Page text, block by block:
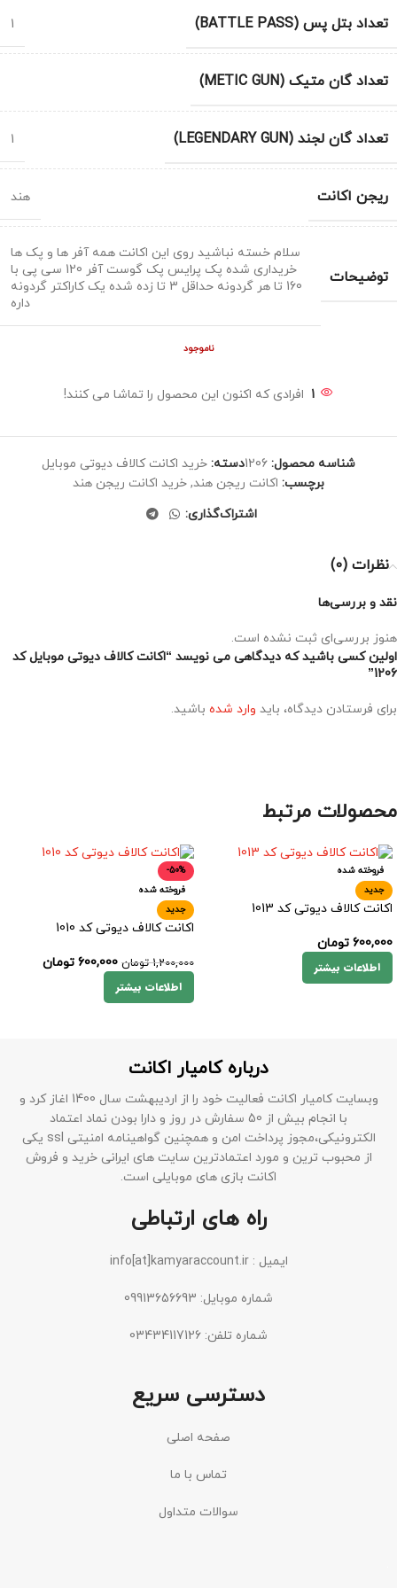
تعداد بتل پس (BATTLE PASS) 1
تعداد گان متیک (METIC GUN)
تعداد گان لجند (LEGENDARY GUN) 1
ریجن اکانت هند
توضیحات
سلام خسته نباشید روی این اکانت همه آفر ها و پک ها
خریداری شده پک پرایس پک گوست آفر 120 سی پی با
160 تا هر گردونه حداقل 3 تا زده شده یک کاراکتر گردونه
داره
ناموجود
1 افرادی که اکنون این محصول را تماشا می کنند!
شناسه محصول: 1206دسته: خرید اکانت کالاف دیوتی موبایل
برچسب: اکانت ریجن هند, خرید اکانت ریجن هند
اشتراک‌گذاری:
نظرات (0)
نقد و بررسی‌ها
هنوز بررسی‌ای ثبت نشده است.
اولین کسی باشید که دیدگاهی می نویسد “اکانت کالاف دیوتی موبایل کد
1206”
برای فرستادن دیدگاه، باید وارد شده باشید.
محصولات مرتبط
فروخته شده
جدید
اکانت کالاف دیوتی کد 1013
600,000 تومان
اطلاعات بیشتر
-50%
فروخته شده
جدید
اکانت کالاف دیوتی کد 1010
1,200,000 تومان 600,000 تومان
اطلاعات بیشتر
درباره کامیار اکانت
وبسایت کامیار اکانت فعالیت خود را از اردیبهشت سال 1400 اغاز کرد و
با انجام بیش از 50 سفارش در روز و دارا بودن نماد اعتماد
الکترونیکی،مجوز پرداخت امن و همچنین گواهینامه امنیتی ssl یکی
از محبوب ترین و مورد اعتمادترین سایت های ایرانی خرید و فروش
اکانت بازی های موبایلی است.
راه های ارتباطی
ایمیل : info[at]kamyaraccount.ir
شماره موبایل: 09913656693
شماره تلفن: 03434117126
دسترسی سریع
صفحه اصلی
تماس با ما
سوالات متداول